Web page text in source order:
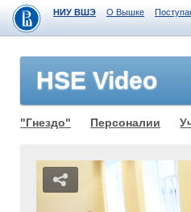
НИУ ВШЭ О Вышке
HSE Video
"Гнездо" Персоналии